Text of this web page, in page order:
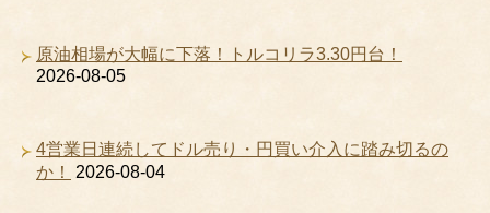
原油相場が大幅に下落！トルコリラ3.30円台！
2026-08-05
4営業日連続してドル売り・円買い介入に踏み切るの
か！
2026-08-04